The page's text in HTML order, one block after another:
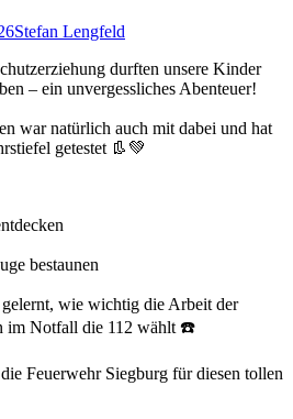
Autor
Stefan Lengfeld
durften unsere Kinder
– ein unvergessliches Abenteuer!
war natürlich auch mit dabei und hat
getestet 👢💚
bestaunen
wie wichtig die Arbeit der
im Notfall die 112 wählt ☎️
Feuerwehr Siegburg für diesen tollen